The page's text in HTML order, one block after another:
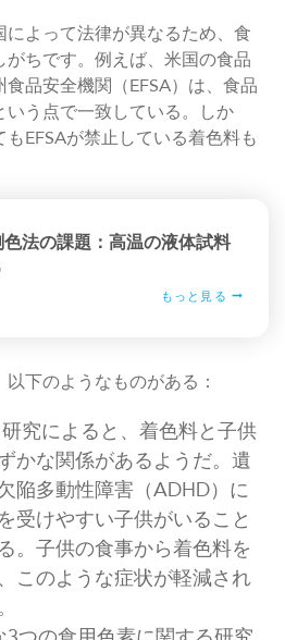
によって法律が異なるため、食
ちです。例えば、米国の食品
品安全機関（EFSA）は、食品
う点で一致している。しか
EFSAが禁止している着色料も
法の課題：高温の液体試料
もっと見る
下のようなものがある：
研究によると、着色料と子供
かな関係があるようだ。遺
陥多動性障害（ADHD）に
受けやすい子供がいること
。子供の食事から着色料を
このような症状が軽減され